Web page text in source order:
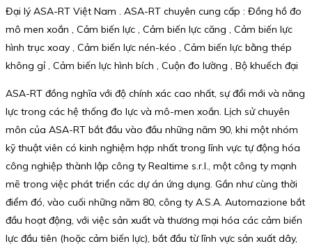
Đại lý ASA-RT Việt Nam . ASA-RT chuyên cung cấp : Đồng hồ đo
mô men xoắn , Cảm biến lực , Cảm biến lực căng , Cảm biến lực
hình trục xoay , Cảm biến lực nén-kéo , Cảm biến lực bằng thép
không gỉ , Cảm biến lực hình bích , Cuộn đo lường , Bộ khuếch đại
ASA-RT đồng nghĩa với độ chính xác cao nhất, sự đổi mới và năng
lực trong các hệ thống đo lực và mô-men xoắn. Lịch sử chuyên
môn của ASA-RT bắt đầu vào đầu những năm 90, khi một nhóm
kỹ thuật viên có kinh nghiệm hợp nhất trong lĩnh vực tự động hóa
công nghiệp thành lập công ty Realtime s.r.l., một công ty mạnh
mẽ trong việc phát triển các dự án ứng dụng. Gần như cùng thời
điểm đó, vào cuối những năm 80, công ty A.S.A. Automazione bắt
đầu hoạt động, với việc sản xuất và thương mại hóa các cảm biến
lực đầu tiên (hoặc cảm biến lực), bắt đầu từ lĩnh vực sản xuất dây,